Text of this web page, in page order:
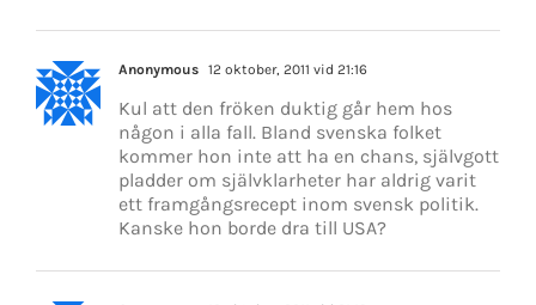
Anonymous 12 oktober, 2011 vid 21:16
Kul att den fröken duktig går hem hos
någon i alla fall. Bland svenska folket
kommer hon inte att ha en chans, självgott
pladder om självklarheter har aldrig varit
ett framgångsrecept inom svensk politik.
Kanske hon borde dra till USA?